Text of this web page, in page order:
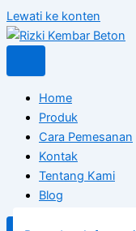
Lewati ke konten
Home
Produk
Cara Pemesanan
Kontak
Tentang Kami
Blog